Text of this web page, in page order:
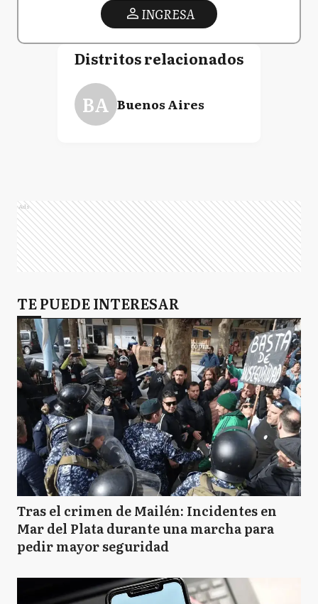
INGRESA
Distritos relacionados
BA Buenos Aires
Ads
TE PUEDE INTERESAR
Tras el crimen de Mailén: Incidentes en
Mar del Plata durante una marcha para
pedir mayor seguridad